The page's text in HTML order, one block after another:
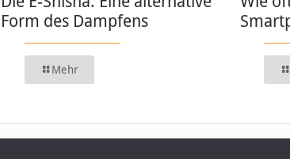
Form des Dampfens
Mehr